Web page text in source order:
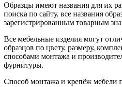
Образцы имеют названия для их
поиска по сайту, все названия
зарегистрированным товарным
Все мебельные изделия могут
образцов по цвету, размеру,
способами монтажа и
фурнитуры.
Способ монтажа и крепёж мебели